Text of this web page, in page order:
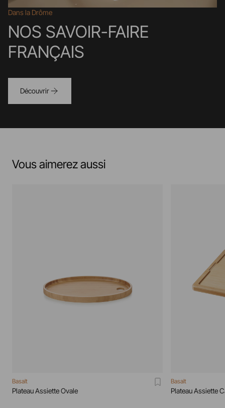
Dans la Drôme
NOS SAVOIR-FAIRE
FRANÇAIS
Découvrir
Vous aimerez aussi
Basalt
Plateau Assiette Ovale
Basalt
Plateau Assiette